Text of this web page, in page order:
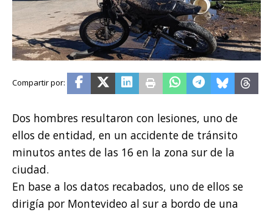
Dos hombres resultaron con lesiones, uno de
ellos de entidad, en un accidente de tránsito
minutos antes de las 16 en la zona sur de la
ciudad.
En base a los datos recabados, uno de ellos se
dirigía por Montevideo al sur a bordo de una